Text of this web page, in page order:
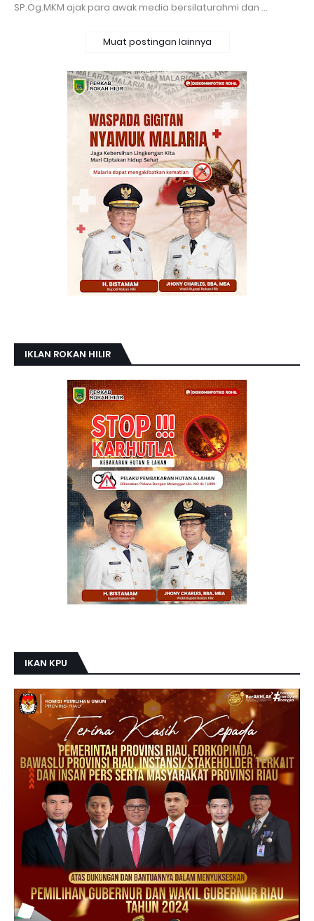
SP.Og.MKM ajak para awak media bersilaturahmi dan …
Muat postingan lainnya
IKLAN ROKAN HILIR
IKAN KPU